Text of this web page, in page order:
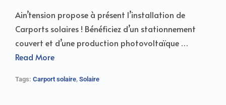
Ain’tension propose à présent l’installation de
Carports solaires ! Bénéficiez d’un stationnement
couvert et d’une production photovoltaïque …
Read More
Tags: Carport solaire, Solaire